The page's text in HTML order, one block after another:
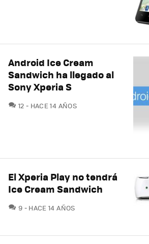
Android Ice Cream
Sandwich ha llegado al
Sony Xperia S
12 COMENTARIOS
HACE 14 AÑOS
El Xperia Play no tendrá
Ice Cream Sandwich
9 COMENTARIOS
HACE 14 AÑOS